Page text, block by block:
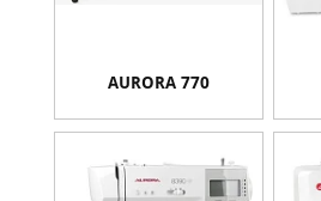
AURORA 770